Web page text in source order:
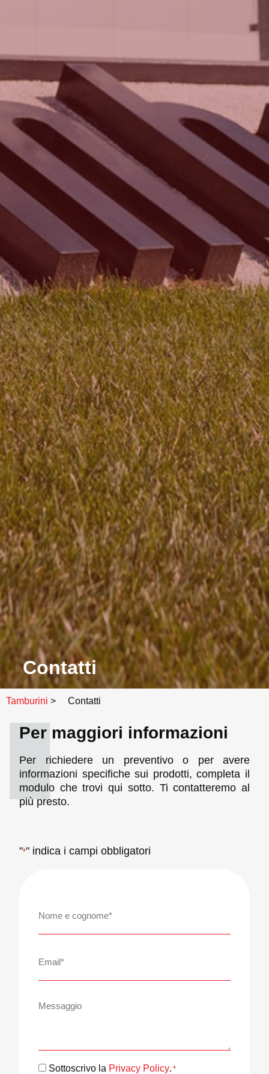
Contatti
Tamburini > Contatti
Per maggiori informazioni
Per richiedere un preventivo o per avere
informazioni specifiche sui prodotti, completa il
modulo che trovi qui sotto. Ti contatteremo al
più presto.
"*" indica i campi obbligatori
e
Consenso*
Sottoscrivo la Privacy Policy. *